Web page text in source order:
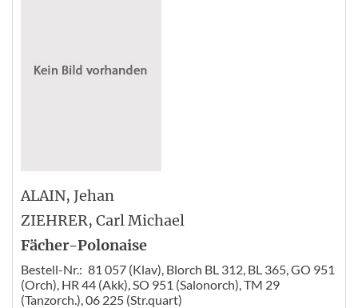
ALAIN, Jehan
ZIEHRER, Carl Michael
Fächer-Polonaise
Bestell-Nr.: 81 057 (Klav), Blorch BL 312, BL 365, GO 951
(Orch), HR 44 (Akk), SO 951 (Salonorch), TM 29
(Tanzorch.), 06 225 (Str.quart)